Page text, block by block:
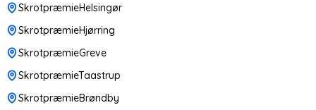
SkrotpræmieHelsingør
SkrotpræmieHjørring
SkrotpræmieGreve
SkrotpræmieTaastrup
SkrotpræmieBrøndby